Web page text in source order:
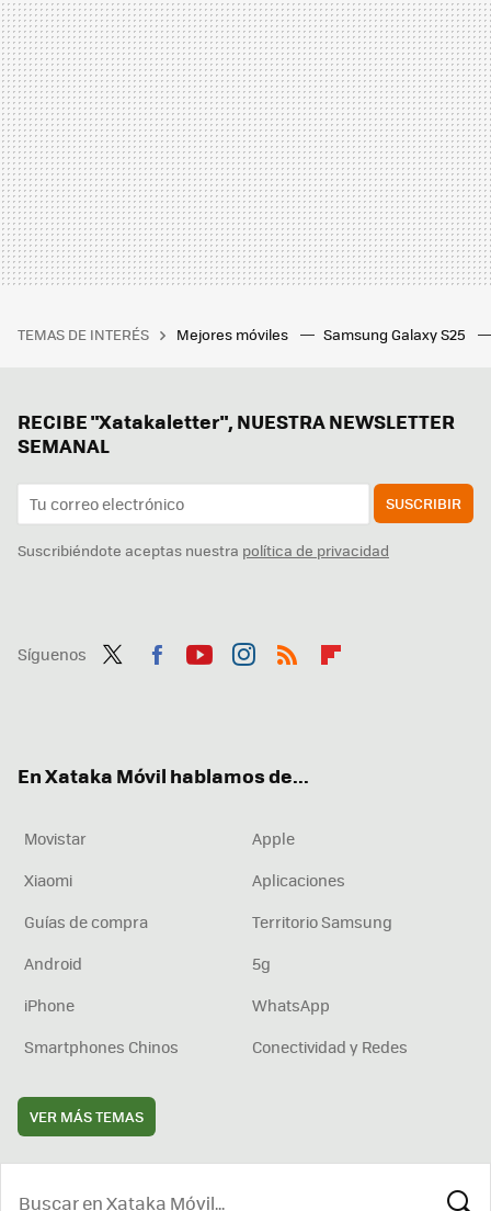
TEMAS DE INTERÉS Mejores móviles Samsung Galaxy S25
RECIBE "Xatakaletter", NUESTRA NEWSLETTER
SEMANAL
SUSCRIBIR
Suscribiéndote aceptas nuestra política de privacidad
Síguenos
En Xataka Móvil hablamos de...
Movistar
Apple
Xiaomi
Aplicaciones
Guías de compra
Territorio Samsung
Android
5g
iPhone
WhatsApp
Smartphones Chinos
Conectividad y Redes
VER MÁS TEMAS